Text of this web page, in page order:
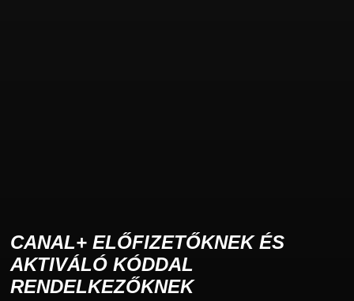
CANAL+ ELŐFIZETŐKNEK ÉS
AKTIVÁLÓ KÓDDAL
RENDELKEZŐKNEK